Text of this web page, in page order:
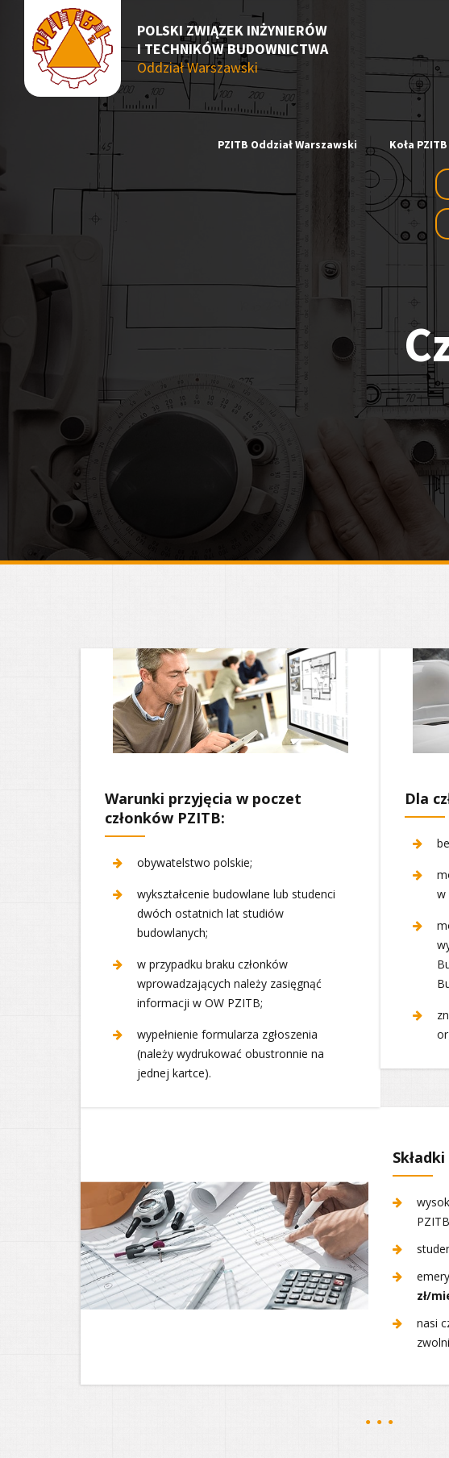
POLSKI ZWIĄZEK INŻYNIERÓW
I TECHNIKÓW BUDOWNICTWA
Oddział Warszawski
PZITB Oddział Warszawski Koła PZITB
Warunki przyjęcia w poczet
członków PZITB:
obywatelstwo polskie;
wykształcenie budowlane lub studenci
dwóch ostatnich lat studiów
budowlanych;
w przypadku braku członków
wprowadzających należy zasięgnąć
informacji w OW PZITB;
wypełnienie formularza zgłoszenia
(należy wydrukować obustronnie na
jednej kartce).
Dla
w
zł/
nasi